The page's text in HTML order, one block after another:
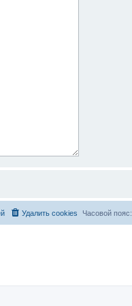
Часовой пояс:
Удалить cookies